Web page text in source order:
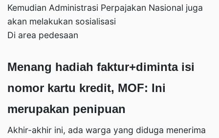
Kemudian Administrasi Perpajakan Nasional juga
akan melakukan sosialisasi
Di area pedesaan
Menang hadiah faktur+diminta isi
nomor kartu kredit, MOF: Ini
merupakan penipuan
Akhir-akhir ini, ada warga yang diduga menerima